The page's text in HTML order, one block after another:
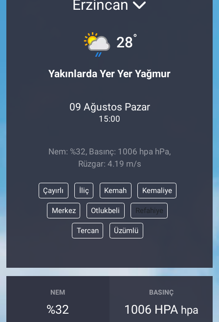
Erzincan
28°
Yakınlarda Yer Yer Yağmur
09 Ağustos Pazar
15:00
Nem: %32, Basınç: 1006 hpa hPa,
Rüzgar: 4.19 m/s
Çayırlı İliç Kemah Kemaliye
Merkez Otlukbeli Refahiye
Tercan Üzümlü
NEM
%32
BASINÇ
1006 HPA hpa